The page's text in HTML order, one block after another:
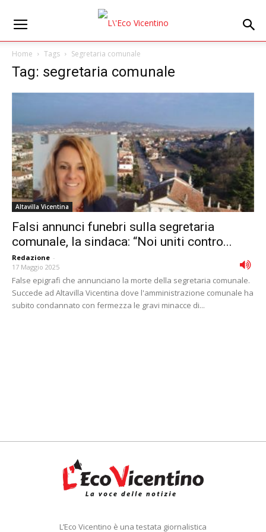
Home Tags Segretaria comunale
Tag: segretaria comunale
Altavilla Vicentina
Falsi annunci funebri sulla segretaria
comunale, la sindaca: “Noi uniti contro...
Redazione -
17 Maggio 2025
False epigrafi che annunciano la morte della segretaria comunale.
Succede ad Altavilla Vicentina dove l'amministrazione comunale ha
subito condannato con fermezza le gravi minacce di...
L’Eco Vicentino è una testata giornalistica